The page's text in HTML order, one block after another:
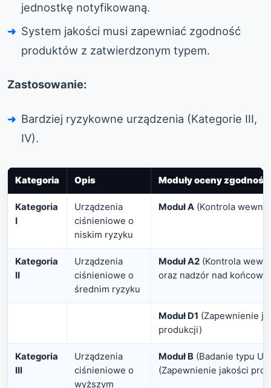
jednostkę notyfikowaną.
System jakości musi zapewniać zgodność
produktów z zatwierdzonym typem.
Zastosowanie:
Bardziej ryzykowne urządzenia (Kategorie III,
IV).
Kategoria Opis Moduły oceny zgodności
Kategoria
I
Urządzenia
ciśnieniowe o
niskim ryzyku
Moduł A(Kontrola
Kategoria
II
Urządzenia
ciśnieniowe o
średnim ryzyku
Moduł A2(Kontrola
oraz nadzór nad
Moduł D1 (Zapewnienie
produkcji)
Kategoria
III
Urządzenia
ciśnieniowe o
wyższym
Moduł B(Badanie typu
(Zapewnienie jakości